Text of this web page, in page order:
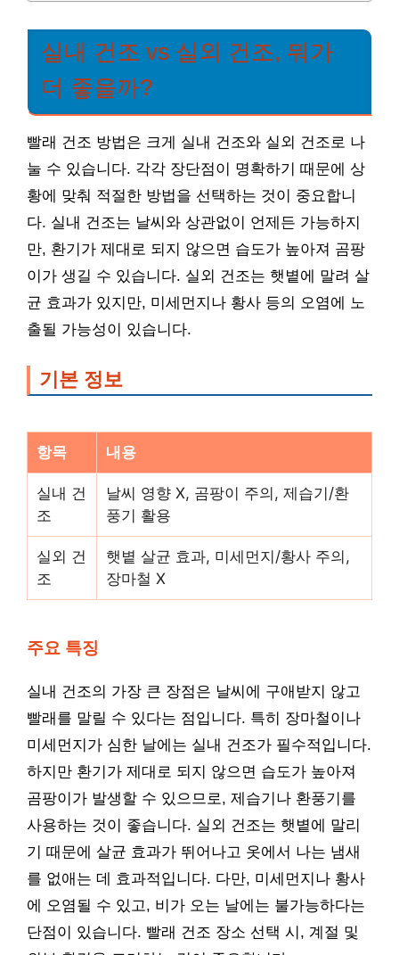
실내 건조 vs 실외 건조, 뭐가
더 좋을까?
빨래 건조 방법은 크게 실내 건조와 실외 건조로 나
눌 수 있습니다. 각각 장단점이 명확하기 때문에 상
황에 맞춰 적절한 방법을 선택하는 것이 중요합니
다. 실내 건조는 날씨와 상관없이 언제든 가능하지
만, 환기가 제대로 되지 않으면 습도가 높아져 곰팡
이가 생길 수 있습니다. 실외 건조는 햇볕에 말려 살
균 효과가 있지만, 미세먼지나 황사 등의 오염에 노
출될 가능성이 있습니다.
기본 정보
항목 내용
실내 건
조
날씨 영향 X, 곰팡이 주의, 제습기/환
풍기 활용
실외 건
조
햇볕 살균 효과, 미세먼지/황사 주의,
장마철 X
주요 특징
실내 건조의 가장 큰 장점은 날씨에 구애받지 않고
빨래를 말릴 수 있다는 점입니다. 특히 장마철이나
미세먼지가 심한 날에는 실내 건조가 필수적입니다.
하지만 환기가 제대로 되지 않으면 습도가 높아져
곰팡이가 발생할 수 있으므로, 제습기나 환풍기를
사용하는 것이 좋습니다. 실외 건조는 햇볕에 말리
기 때문에 살균 효과가 뛰어나고 옷에서 나는 냄새
를 없애는 데 효과적입니다. 다만, 미세먼지나 황사
에 오염될 수 있고, 비가 오는 날에는 불가능하다는
단점이 있습니다. 빨래 건조 장소 선택 시, 계절 및